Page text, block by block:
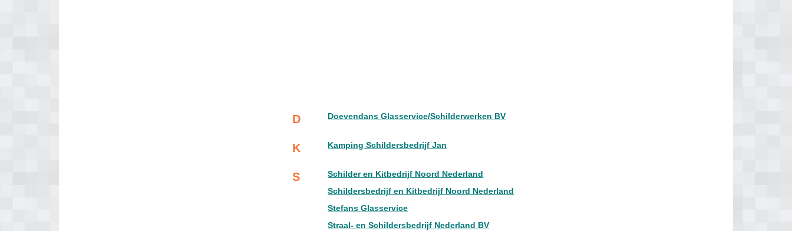
D Doevendans Glasservice/Schilderwerken BV
K Kamping Schildersbedrijf Jan
S
Schilder en Kitbedrijf Noord Nederland
Schildersbedrijf en Kitbedrijf Noord Nederland
Stefans Glasservice
Straal- en Schildersbedrijf Nederland BV